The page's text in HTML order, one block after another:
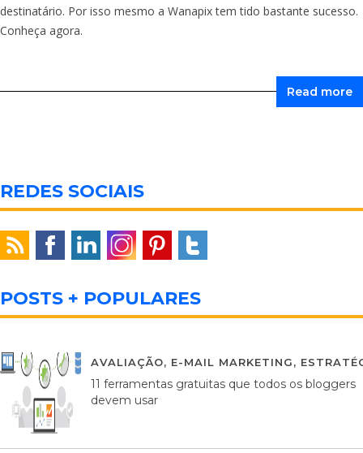
destinatário. Por isso mesmo a Wanapix tem tido bastante sucesso.
Conheça agora.
Read more
REDES SOCIAIS
POSTS + POPULARES
AVALIAÇÃO, E-MAIL MARKETING,
11 ferramentas gratuitas que todos os bloggers
devem usar